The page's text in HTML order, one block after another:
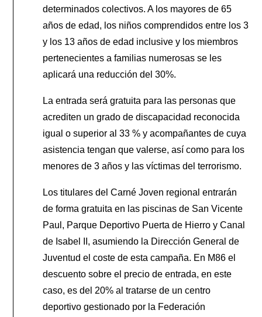
determinados colectivos. A los mayores de 65
años de edad, los niños comprendidos entre los 3
y los 13 años de edad inclusive y los miembros
pertenecientes a familias numerosas se les
aplicará una reducción del 30%.
La entrada será gratuita para las personas que
acrediten un grado de discapacidad reconocida
igual o superior al 33 % y acompañantes de cuya
asistencia tengan que valerse, así como para los
menores de 3 años y las víctimas del terrorismo.
Los titulares del Carné Joven regional entrarán
de forma gratuita en las piscinas de San Vicente
Paul, Parque Deportivo Puerta de Hierro y Canal
de Isabel II, asumiendo la Dirección General de
Juventud el coste de esta campaña. En M86 el
descuento sobre el precio de entrada, en este
caso, es del 20% al tratarse de un centro
deportivo gestionado por la Federación